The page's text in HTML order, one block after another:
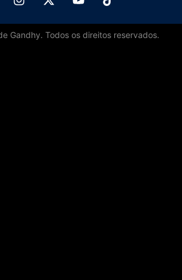
Gandhy. Todos os direitos reservados.